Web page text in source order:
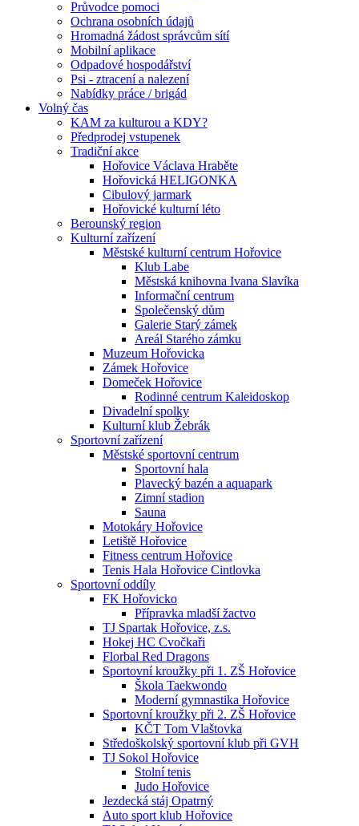
Průvodce pomoci
Ochrana osobních údajů
Hromadná žádost správcům sítí
Mobilní aplikace
Odpadové hospodářství
Psi - ztracení a nalezení
Nabídky práce / brigád
Volný čas
KAM za kulturou a KDY?
Předprodej vstupenek
Tradiční akce
Hořovice Václava Hraběte
Hořovická HELIGONKA
Cibulový jarmark
Hořovické kulturní léto
Berounský region
Kulturní zařízení
Městské kulturní centrum Hořovice
Klub Labe
Městská knihovna Ivana Slavíka
Informační centrum
Společenský dům
Galerie Starý zámek
Areál Starého zámku
Muzeum Hořovicka
Zámek Hořovice
Domeček Hořovice
Rodinné centrum Kaleidoskop
Divadelní spolky
Kulturní klub Žebrák
Sportovní zařízení
Městské sportovní centrum
Sportovní hala
Plavecký bazén a aquapark
Zimní stadion
Sauna
Motokáry Hořovice
Letiště Hořovice
Fitness centrum Hořovice
Tenis Hala Hořovice Cintlovka
Sportovní oddíly
FK Hořovicko
Přípravka mladší žactvo
TJ Spartak Hořovice, z.s.
Hokej HC Cvočkaři
Florbal Red Dragons
Sportovní kroužky při 1. ZŠ Hořovice
Škola Taekwondo
Moderní gymnastika Hořovice
Sportovní kroužky při 2. ZŠ Hořovice
KČT Tom Vlaštovka
Středoškolský sportovní klub při GVH
TJ Sokol Hořovice
Stolní tenis
Judo Hořovice
Jezdecká stáj Opatrný
Auto sport klub Hořovice